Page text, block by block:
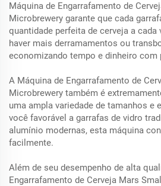
Máquina de Engarrafamento de
Microbrewery garante que cada
quantidade perfeita de cerveja a
haver mais derramamentos ou
economizando tempo e dinheiro com
A Máquina de Engarrafamento de
Microbrewery também é
uma ampla variedade de tamanhos e
você favorável a garrafas de vidro
alumínio modernas, esta máquina
facilmente.
Além de seu desempenho de alta
Engarrafamento de Cerveja Mars